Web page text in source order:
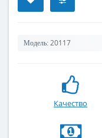
Модель: 20117
Качество